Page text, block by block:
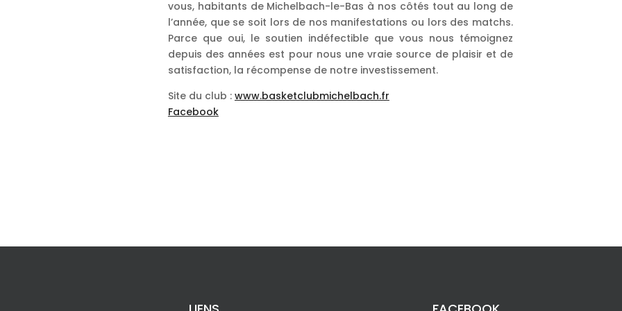
vous, habitants de Michelbach-le-Bas à nos côtés tout au long de
l’année, que se soit lors de nos manifestations ou lors des matchs.
Parce que oui, le soutien indéfectible que vous nous témoignez
depuis des années est pour nous une vraie source de plaisir et de
satisfaction, la récompense de notre investissement.
Site du club : www.basketclubmichelbach.fr
Facebook